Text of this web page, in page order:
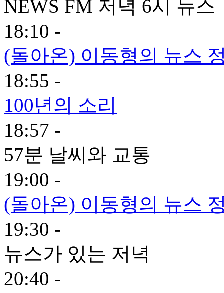
NEWS FM 저녁 6시 뉴스
18:10 -
(돌아온) 이동형의 뉴스
18:55 -
100년의 소리
18:57 -
57분 날씨와 교통
19:00 -
(돌아온) 이동형의 뉴스
19:30 -
뉴스가 있는 저녁
20:40 -